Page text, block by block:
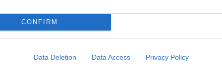
CONFIRM
Data Deletion Data Access Privacy Policy
και ενώπιον του δικαστηρίου.
τέκνου ανατέθηκε στη γιαγιά, ωστόσο,
καθημερινά στην οικία, όπου διέμενε